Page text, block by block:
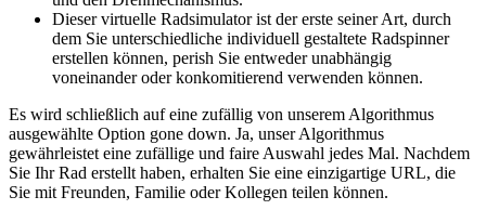
Dieser virtuelle Radsimulator ist der erste seiner Art, durch
dem Sie unterschiedliche individuell gestaltete Radspinner
erstellen können, perish Sie entweder unabhängig
voneinander oder konkomitierend verwenden können.
Es wird schließlich auf eine zufällig von unserem Algorithmus
ausgewählte Option gone down. Ja, unser Algorithmus
gewährleistet eine zufällige und faire Auswahl jedes Mal. Nachdem
Sie Ihr Rad erstellt haben, erhalten Sie eine einzigartige URL, die
Sie mit Freunden, Familie oder Kollegen teilen können.